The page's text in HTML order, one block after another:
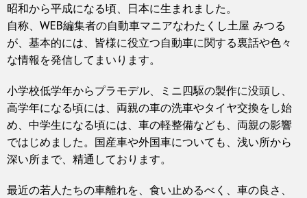
昭和から平成になる頃、日本に生まれました。
自称、WEB編集者の自動車マニアなわたくし土屋 みつる
が、基本的には、皆様に役立つ自動車に関する裏話や色々
な情報を発信してまいります。
小学校低学年からプラモデル、ミニ四駆の製作に没頭し、
高学年になる頃には、両親の車の洗車やタイヤ交換をし始
め、中学生になる頃には、車の軽整備なども、両親の影響
ではじめました。国産車や外国車についても、浅い所から
深い所まで、精通しております。
最近の若人たちの車離れを、食い止めるべく、車の良さ、